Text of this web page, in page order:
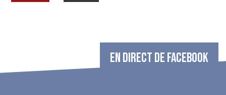
EN DIRECT DE FACEBOOK